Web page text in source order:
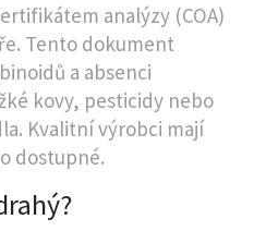
analýzy (COA)
Tento dokument
a absenci
kovy, pesticidy nebo
Kvalitní výrobci mají
dostupné.